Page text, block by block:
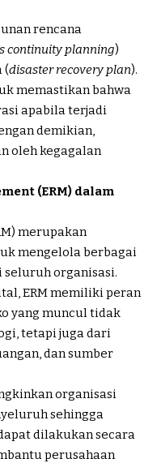
rencana
continuity planning)
(disaster recovery plan).
memastikan bahwa
apabila terjadi
demikian,
oleh kegagalan
(ERM) dalam
merupakan
mengelola berbagai
organisasi.
ERM memiliki peran
yang muncul tidak
tetapi juga dari
dan sumber
organisasi
sehingga
dilakukan secara
perusahaan